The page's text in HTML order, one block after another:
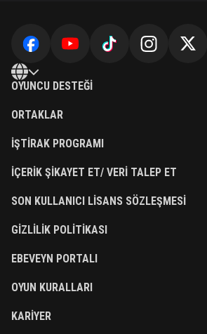
OYUNCU DESTEĞI
ORTAKLAR
İŞTIRAK PROGRAMI
İÇERIK ŞIKAYET ET/ VERI TALEP ET
SON KULLANICI LISANS SÖZLEŞMESI
GIZLILIK POLITIKASI
EBEVEYN PORTALI
OYUN KURALLARI
KARIYER